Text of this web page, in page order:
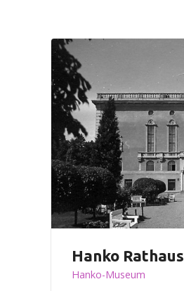
Hanko Rathaus
Hanko-Museum